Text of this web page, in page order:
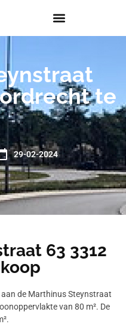
te
29-02-2024
63 3312
de Marthinus Steynstraat
van 80 m². De